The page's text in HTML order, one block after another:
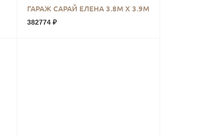
ГАРАЖ САРАЙ ЕЛЕНА 3.8М Х 3.9М
382774 ₽
КУПИТЬ